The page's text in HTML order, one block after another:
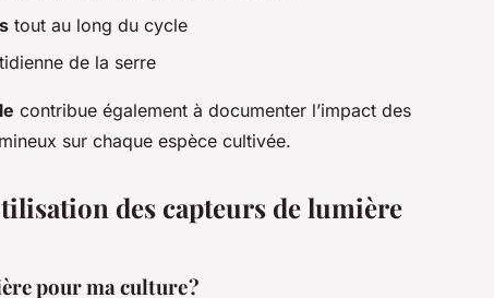
tout au long du cycle
de la serre
contribue également à documenter l’impact des
sur chaque espèce cultivée.
des capteurs de lumière
pour ma culture ?